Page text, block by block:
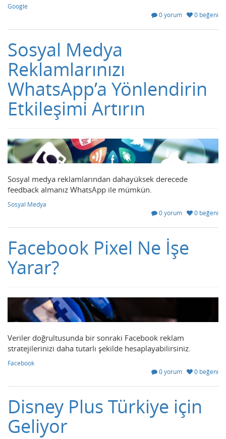
Google
0 yorum
0 beğeni
Sosyal Medya
Reklamlarınızı
WhatsApp’a Yönlendirin
Etkileşimi Artırın
Sosyal medya reklamlarından dahayüksek derecede
feedback almanız WhatsApp ile mümkün.
Sosyal Medya
0 yorum
0 beğeni
Facebook Pixel Ne İşe
Yarar?
Veriler doğrultusunda bir sonraki Facebook reklam
stratejilerinizi daha tutarlı şekilde hesaplayabilirsiniz.
Facebook
0 yorum
0 beğeni
Disney Plus Türkiye için
Geliyor